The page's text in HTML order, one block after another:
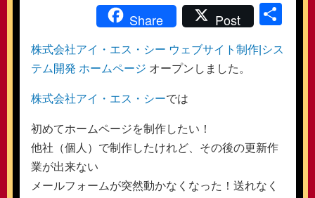
Share Post
株式会社アイ・エス・シー ウェブサイト制作|シス
テム開発 ホームページ オープンしました。
株式会社アイ・エス・シーでは
初めてホームページを制作したい！
他社（個人）で制作したけれど、その後の更新作
業が出来ない
メールフォームが突然動かなくなった！送れなく